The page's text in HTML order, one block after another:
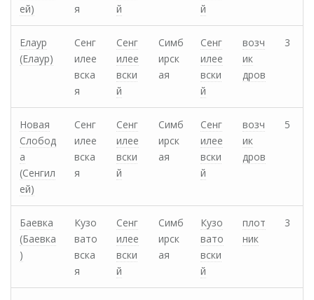
ей)
я
й
й
Елаур
(Елаур)
Сенг
илее
вска
я
Сенг
илее
вски
й
Симб
ирск
ая
Сенг
илее
вски
й
возч
ик
дров
3
Новая
Слобод
а
(Сенгил
ей)
Сенг
илее
вска
я
Сенг
илее
вски
й
Симб
ирск
ая
Сенг
илее
вски
й
возч
ик
дров
5
Баевка
(Баевка
)
Кузо
вато
вска
я
Сенг
илее
вски
й
Симб
ирск
ая
Кузо
вато
вски
й
плот
ник
3